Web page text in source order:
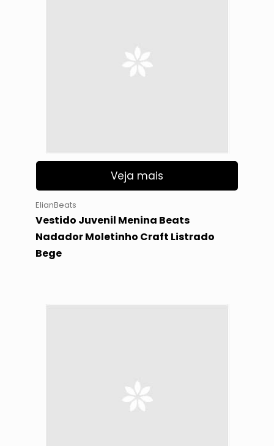
Veja mais
ElianBeats
Vestido Juvenil Menina Beats
Nadador Moletinho Craft Listrado
Bege